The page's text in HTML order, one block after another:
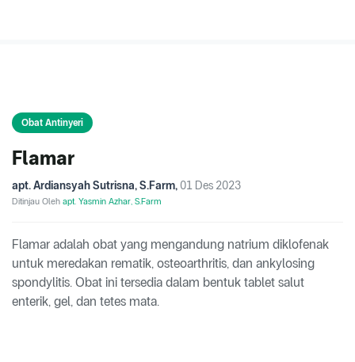
Obat Antinyeri
Flamar
apt. Ardiansyah Sutrisna, S.Farm, 01 Des 2023
Ditinjau Oleh apt. Yasmin Azhar, S.Farm
Flamar adalah obat yang mengandung natrium diklofenak
untuk meredakan rematik, osteoarthritis, dan ankylosing
spondylitis. Obat ini tersedia dalam bentuk tablet salut
enterik, gel, dan tetes mata.